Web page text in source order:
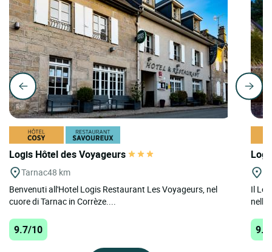
Logis Hôtel des Voyageurs
Tarnac48 km
Benvenuti all'Hotel Logis Restaurant Les Voyageurs, nel
cuore di Tarnac in Corrèze....
9.7/10
Il
nella